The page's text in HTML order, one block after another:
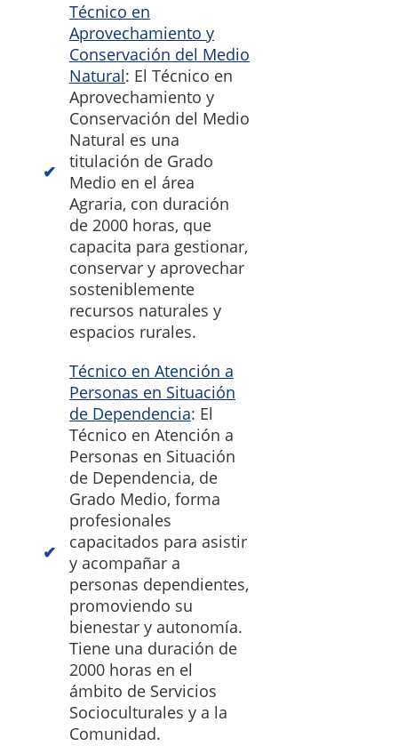
Técnico en
Aprovechamiento y
Conservación del Medio
Natural: El Técnico en
Aprovechamiento y
Conservación del Medio
Natural es una
titulación de Grado
Medio en el área
Agraria, con duración
de 2000 horas, que
capacita para gestionar,
conservar y aprovechar
sosteniblemente
recursos naturales y
espacios rurales.
Técnico en Atención a
Personas en Situación
de Dependencia: El
Técnico en Atención a
Personas en Situación
de Dependencia, de
Grado Medio, forma
profesionales
capacitados para asistir
y acompañar a
personas dependientes,
promoviendo su
bienestar y autonomía.
Tiene una duración de
2000 horas en el
ámbito de Servicios
Socioculturales y a la
Comunidad.